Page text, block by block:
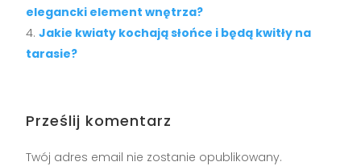
elegancki element wnętrza?
Jakie kwiaty kochają słońce i będą kwitły na
tarasie?
Prześlij komentarz
Twój adres email nie zostanie opublikowany.